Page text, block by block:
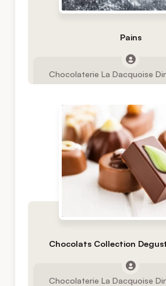
Pains
Chocolaterie La Dacquoise
Chocolats Collection
Chocolaterie La Dacquoise